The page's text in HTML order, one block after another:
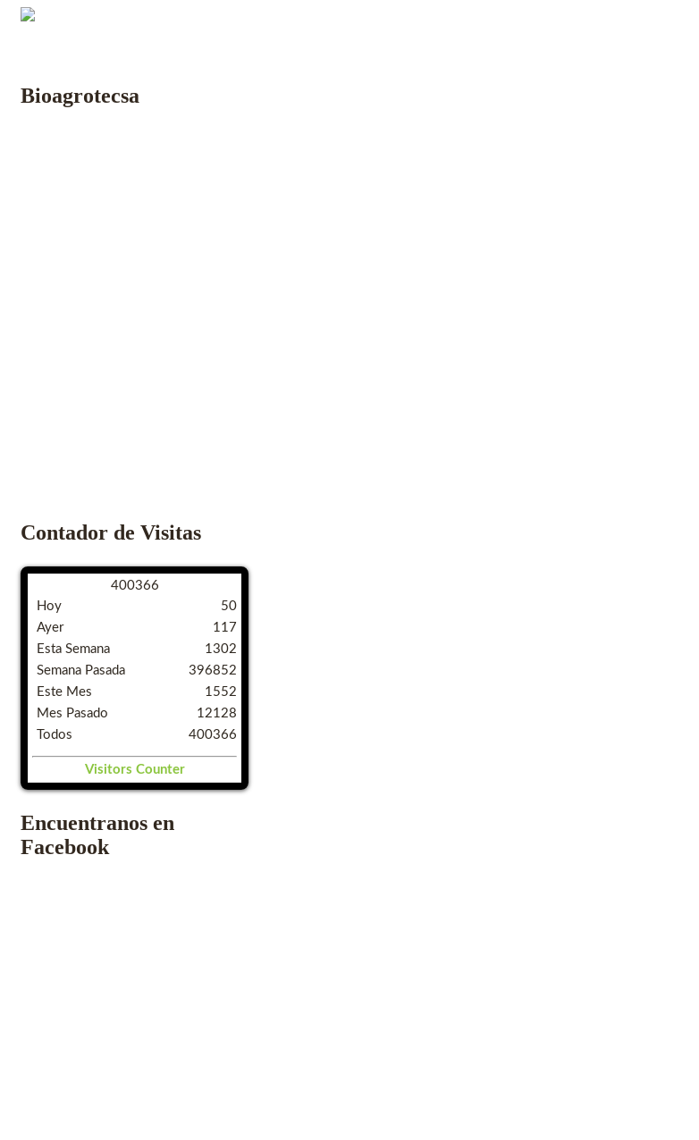
Bioagrotecsa
Contador de Visitas
400366
Hoy
Ayer
Esta Semana
Semana Pasada
Este Mes
Mes Pasado
Todos
50
117
1302
396852
1552
12128
400366
Visitors Counter
Encuentranos en
Facebook